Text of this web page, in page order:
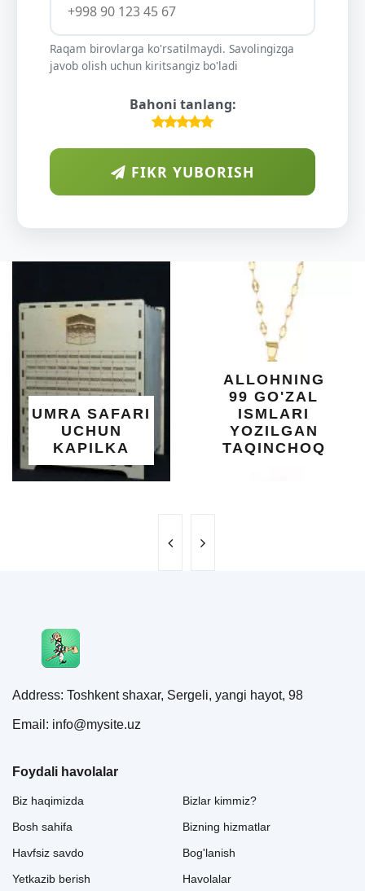
Raqam birovlarga ko'rsatilmaydi. Savolingizga
javob olish uchun kiritsangiz bo'ladi
Bahoni tanlang:
FIKR YUBORISH
SAFARI
ALLOHNING
99 GO'ZAL
YOZILGAN
TAQINCHOQ
Address: Toshkent shaxar, Sergeli, yangi hayot, 98
Email: info@mysite.uz
Foydali havolalar
Biz haqimizda
Bosh sahifa
Havfsiz savdo
Yetkazib berish
Bizlar kimmiz?
Bizning hizmatlar
Bog'lanish
Havolalar